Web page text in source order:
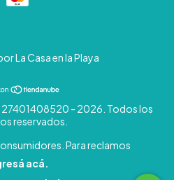
La Casa en la Playa
27401408520 - 2026. Todos los
reservados.
Para reclamos
acá.